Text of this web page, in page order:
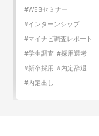
#WEBセミナー
#インターンシップ
#マイナビ調査レポート
#学生調査 #採用選考
#新卒採用 #内定辞退
#内定出し